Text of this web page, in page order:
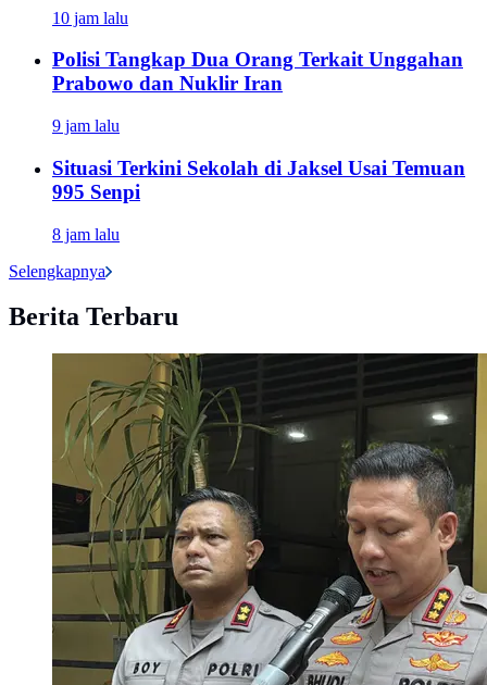
10 jam lalu
Polisi Tangkap Dua Orang Terkait Unggahan
Prabowo dan Nuklir Iran
9 jam lalu
Situasi Terkini Sekolah di Jaksel Usai Temuan
995 Senpi
8 jam lalu
Selengkapnya
Berita Terbaru